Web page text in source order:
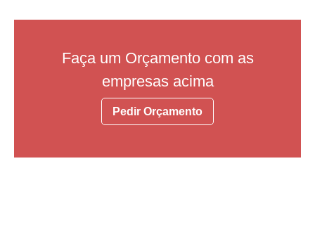
Faça um Orçamento com as
empresas acima
Pedir Orçamento